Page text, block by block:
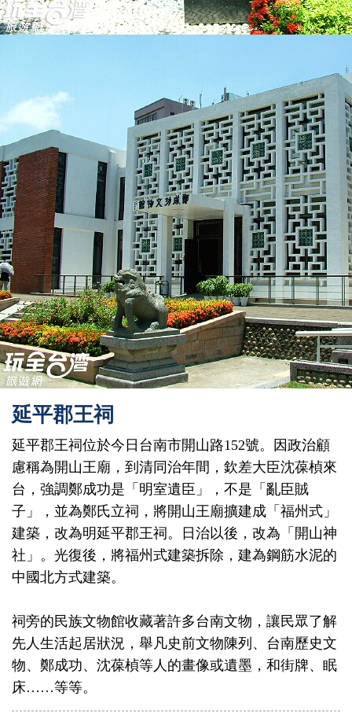
延平郡王祠
延平郡王祠位於今日台南市開山路152號。因政治顧
慮稱為開山王廟，到清同治年間，欽差大臣沈葆楨來
台，強調鄭成功是「明室遺臣」，不是「亂臣賊
子」，並為鄭氏立祠，將開山王廟擴建成「福州式」
建築，改為明延平郡王祠。日治以後，改為「開山神
社」。光復後，將福州式建築拆除，建為鋼筋水泥的
中國北方式建築。
祠旁的民族文物館收藏著許多台南文物，讓民眾了解
先人生活起居狀況，舉凡史前文物陳列、台南歷史文
物、鄭成功、沈葆楨等人的畫像或遺墨，和街牌、眠
床……等等。